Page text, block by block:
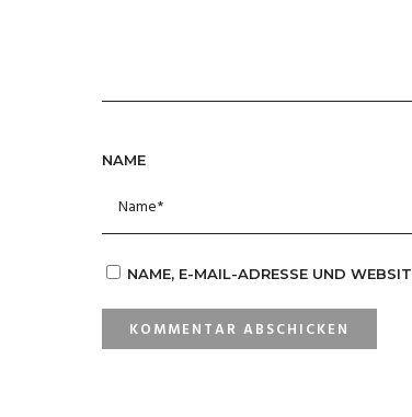
NAME
NAME, E-MAIL-ADRESSE UND